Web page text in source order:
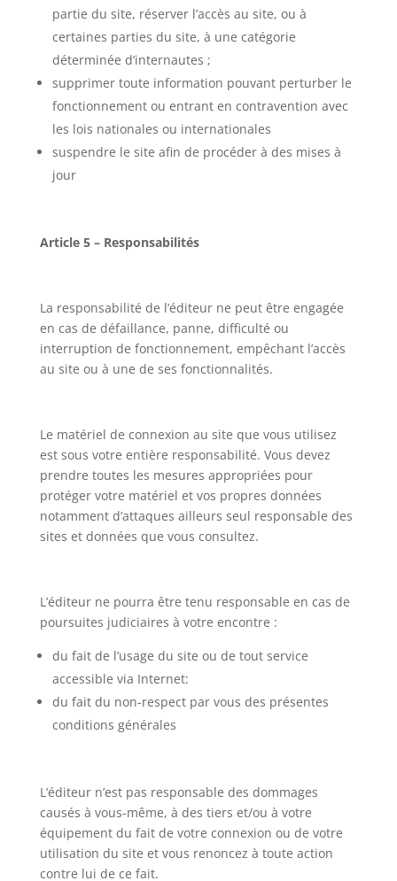
partie du site, réserver l’accès au site, ou à
certaines parties du site, à une catégorie
déterminée d’internautes ;
supprimer toute information pouvant perturber le
fonctionnement ou entrant en contravention avec
les lois nationales ou internationales
suspendre le site afin de procéder à des mises à
jour
Article 5 – Responsabilités
La responsabilité de l’éditeur ne peut être engagée
en cas de défaillance, panne, difficulté ou
interruption de fonctionnement, empêchant l’accès
au site ou à une de ses fonctionnalités.
Le matériel de connexion au site que vous utilisez
est sous votre entière responsabilité. Vous devez
prendre toutes les mesures appropriées pour
protéger votre matériel et vos propres données
notamment d’attaques ailleurs seul responsable des
sites et données que vous consultez.
L’éditeur ne pourra être tenu responsable en cas de
poursuites judiciaires à votre encontre :
du fait de l’usage du site ou de tout service
accessible via Internet:
du fait du non-respect par vous des présentes
conditions générales
L’éditeur n’est pas responsable des dommages
causés à vous-même, à des tiers et/ou à votre
équipement du fait de votre connexion ou de votre
utilisation du site et vous renoncez à toute action
contre lui de ce fait.